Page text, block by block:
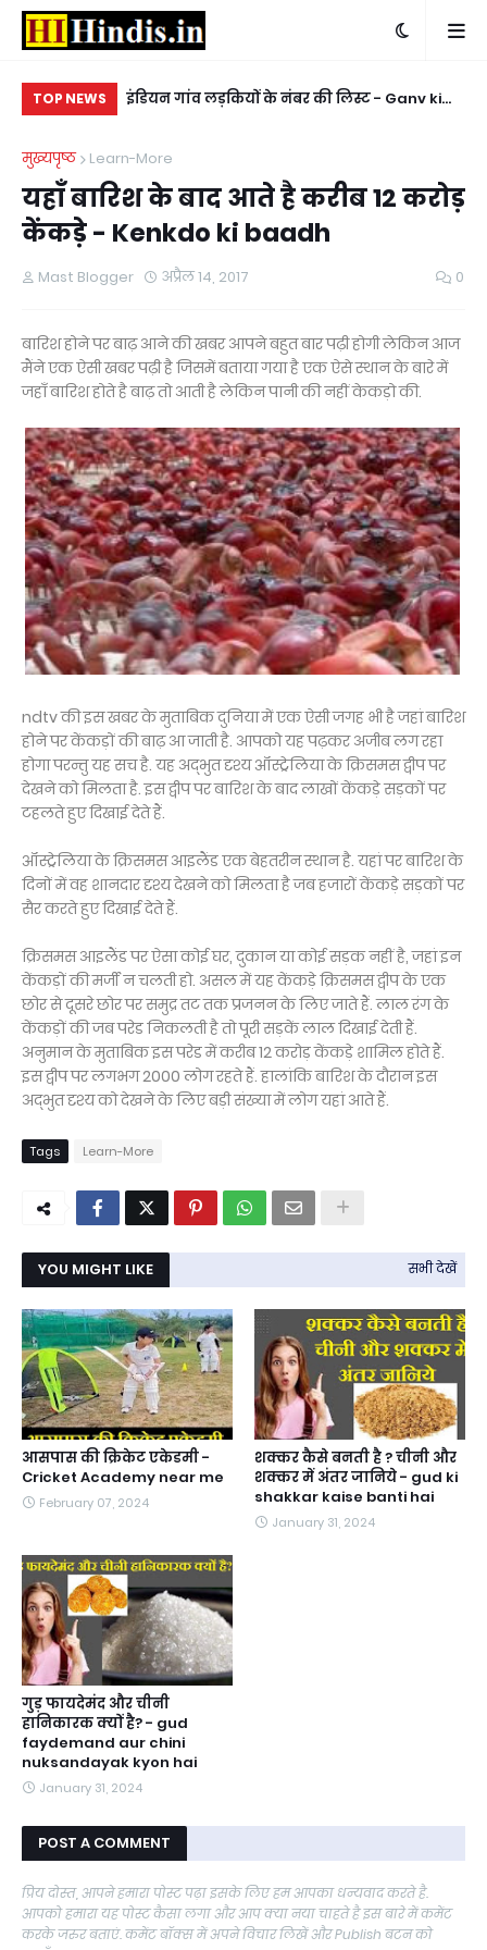
TOP NEWS
ke D
इंडियन गांव लड़कियों के नंबर की लिस्ट - Ganv ki
मुख्यपृष्ठ
Learn-More
यहाँ बारिश के बाद आते है करीब 12 करोड़
केंकड़े - Kenkdo ki baadh
Mast Blogger अप्रैल 14, 2017 0
बारिश होने पर बाढ़ आने की खबर आपने बहुत बार पढ़ी होगी लेकिन आज
मैंने एक ऐसी खबर पढ़ी है जिसमें बताया गया है एक ऐसे स्थान के बारे में
जहाँ बारिश होते है बाढ़ तो आती है लेकिन पानी की नहीं केकड़ो की.
ndtv की इस खबर के मुताबिक दुनिया में एक ऐसी जगह भी है जहां बारिश
होने पर केंकड़ों की बाढ़ आ जाती है. आपको यह पढ़कर अजीब लग रहा
होगा परन्तु यह सच है. यह अद्भुत दृश्य ऑस्ट्रेलिया के क्रिसमस द्वीप पर
देखने को मिलता है. इस द्वीप पर बारिश के बाद लाखों केंकड़े सड़कों पर
टहलते हुए दिखाई देते हैं.
ऑस्ट्रेलिया के क्रिसमस आइलैंड एक बेहतरीन स्थान है. यहां पर बारिश के
दिनों में वह शानदार दृश्य देखने को मिलता है जब हजारों केंकड़े सड़कों पर
सैर करते हुए दिखाई देते हैं.
क्रिसमस आइलैंड पर ऐसा कोई घर, दुकान या कोई सड़क नहीं है, जहां इन
केंकड़ों की मर्जी न चलती हो. असल में यह केंकड़े क्रिसमस द्वीप के एक
छोर से दूसरे छोर पर समुद्र तट तक प्रजनन के लिए जाते हैं. लाल रंग के
केंकड़ों की जब परेड निकलती है तो पूरी सड़कें लाल दिखाई देती हैं.
अनुमान के मुताबिक इस परेड में करीब 12 करोड़ केंकड़े शामिल होते हैं.
इस द्वीप पर लगभग 2000 लोग रहते हैं. हालांकि बारिश के दौरान इस
अद्भुत दृश्य को देखने के लिए बड़ी संख्या में लोग यहां आते हैं.
Tags Learn-More
YOU MIGHT LIKE सभी देखें
आसपास की क्रिकेट एकेडमी -
Cricket Academy near me
February 07, 2024
शक्कर कैसे बनती है ? चीनी और
शक्कर में अंतर जानिये - gud ki
shakkar kaise banti hai
January 31, 2024
गुड़ फायदेमंद और चीनी
हानिकारक क्यों है? - gud
faydemand aur chini
nuksandayak kyon hai
January 31, 2024
POST A COMMENT
प्रिय दोस्त, आपने हमारा पोस्ट पढ़ा इसके लिए हम आपका धन्यवाद करते है.
आपको हमारा यह पोस्ट कैसा लगा और आप क्या नया चाहते है इस बारे में कमेंट
करके जरुर बताएं. कमेंट बॉक्स में अपने विचार लिखें और Publish बटन को